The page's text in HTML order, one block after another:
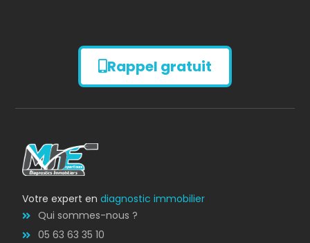
Bilan énergétique
Diagnostic
AMIANTE
Rappel gratuit
Votre expert endiagnostic immobilier
Qui sommes-nous ?
05 63 63 35 10